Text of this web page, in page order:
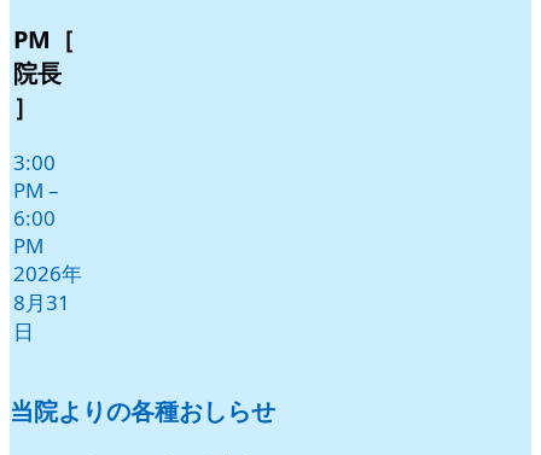
PM［
院長
］
3:00
PM –
6:00
PM
2026年
8月31
日
当院よりの各種おしらせ